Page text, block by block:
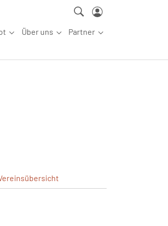
"Aus-/Fortbildung"
Submenu for "Angebot"
Über uns
Submenu for "Über uns"
Partner
Submenu for